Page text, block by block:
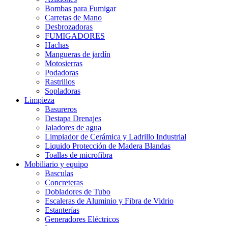
Bombas para Fumigar
Carretas de Mano
Desbrozadoras
FUMIGADORES
Hachas
Mangueras de jardín
Motosierras
Podadoras
Rastrillos
Sopladoras
Limpieza
Basureros
Destapa Drenajes
Jaladores de agua
Limpiador de Cerámica y Ladrillo Industrial
Liquido Protección de Madera Blandas
Toallas de microfibra
Mobiliario y equipo
Basculas
Concreteras
Dobladores de Tubo
Escaleras de Aluminio y Fibra de Vidrio
Estanterías
Generadores Eléctricos